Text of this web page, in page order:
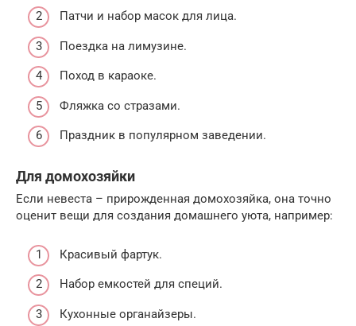
Патчи и набор масок для лица.
Поездка на лимузине.
Поход в караоке.
Фляжка со стразами.
Праздник в популярном заведении.
Для домохозяйки
Если невеста – прирожденная домохозяйка, она точно
оценит вещи для создания домашнего уюта, например:
Красивый фартук.
Набор емкостей для специй.
Кухонные органайзеры.